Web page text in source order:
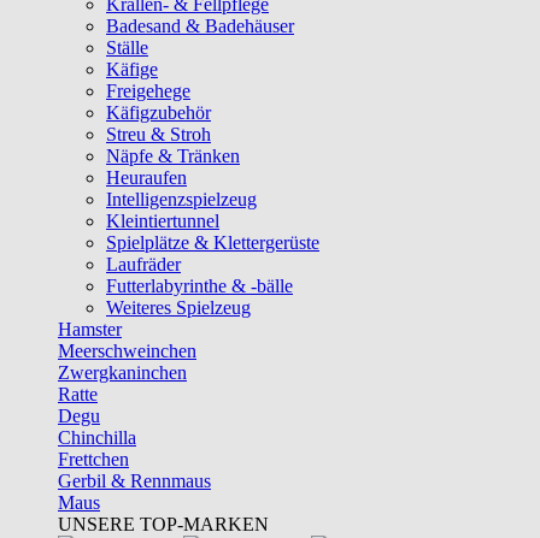
Krallen- & Fellpflege
Badesand & Badehäuser
Ställe
Käfige
Freigehege
Käfigzubehör
Streu & Stroh
Näpfe & Tränken
Heuraufen
Intelligenzspielzeug
Kleintiertunnel
Spielplätze & Klettergerüste
Laufräder
Futterlabyrinthe & -bälle
Weiteres Spielzeug
Hamster
Meerschweinchen
Zwergkaninchen
Ratte
Degu
Chinchilla
Frettchen
Gerbil & Rennmaus
Maus
UNSERE TOP-MARKEN